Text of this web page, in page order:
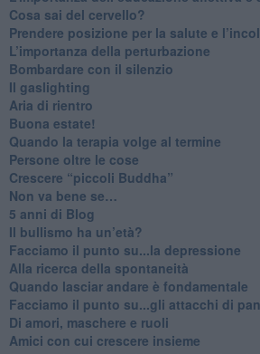
​Cosa sai del cervello?
Prendere posizione per la salute e
L’importanza della perturbazione
​Bombardare con il silenzio
Il gaslighting
Aria di rientro
Buona estate!
​Quando la terapia volge al termine
​Persone oltre le cose
​Crescere “piccoli Buddha”
Non va bene se…
​5 anni di Blog
​Il bullismo ha un’età?
Facciamo il punto su...la depressione
​Alla ricerca della spontaneità
​Quando lasciar andare è fondamentale
Facciamo il punto su...gli attacchi di
Di amori, maschere e ruoli
​Amici con cui crescere insieme